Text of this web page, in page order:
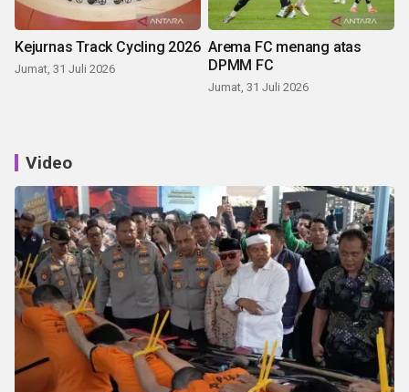
Kejurnas Track Cycling 2026
Jumat, 31 Juli 2026
Arema FC menang atas
DPMM FC
Jumat, 31 Juli 2026
Video